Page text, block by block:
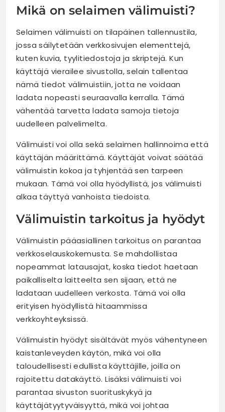
Mikä on selaimen välimuisti?
Selaimen välimuisti on tilapäinen tallennustila,
jossa säilytetään verkkosivujen elementtejä,
kuten kuvia, tyylitiedostoja ja skriptejä. Kun
käyttäjä vierailee sivustolla, selain tallentaa
nämä tiedot välimuistiin, jotta ne voidaan
ladata nopeasti seuraavalla kerralla. Tämä
vähentää tarvetta ladata samoja tietoja
uudelleen palvelimelta.
Välimuisti voi olla sekä selaimen hallinnoima että
käyttäjän määrittämä. Käyttäjät voivat säätää
välimuistin kokoa ja tyhjentää sen tarpeen
mukaan. Tämä voi olla hyödyllistä, jos välimuisti
alkaa täyttyä vanhoista tiedoista.
Välimuistin tarkoitus ja hyödyt
Välimuistin pääasiallinen tarkoitus on parantaa
verkkoselauskokemusta. Se mahdollistaa
nopeammat latausajat, koska tiedot haetaan
paikalliselta laitteelta sen sijaan, että ne
ladataan uudelleen verkosta. Tämä voi olla
erityisen hyödyllistä hitaammissa
verkkoyhteyksissä.
Välimuistin hyödyt sisältävät myös vähentyneen
kaistanleveyden käytön, mikä voi olla
taloudellisesti edullista käyttäjille, joilla on
rajoitettu datakäyttö. Lisäksi välimuisti voi
parantaa sivuston suorituskykyä ja
käyttäjätyytyväisyyttä, mikä voi johtaa